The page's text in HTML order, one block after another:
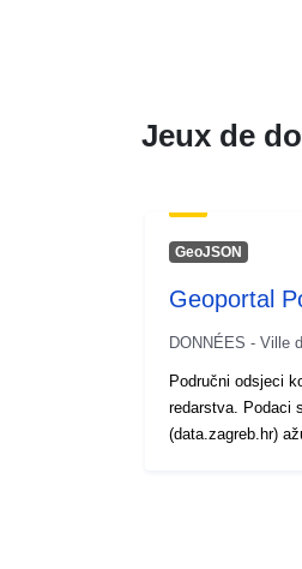
Jeux de
GeoJSON
Geoportal
DONNÉES - Ville
Područni odsjeci
redarstva. Podaci
(data.zagreb.hr)